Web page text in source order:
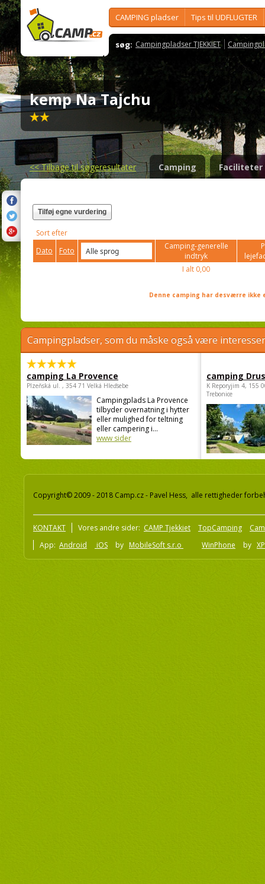
CAMPING pladser Tips til UDFLUGTER
søg: Campingpladser TJEKKIET
kemp Na Tajchu
<<Tilbage til søgeresultater Camping Faciliteter
Tilføj egne vurdering
Sort efter
Dato
Foto
Camping-generelle
indtryk
I alt 0,00
Denne camping har desværre
Campingpladser, som du måske også være
camping La Provence
Plzeňská ul. , 354 71 Velká Hleďsebe
Campingplads La Provence
tilbyder overnatning i hytter
eller mulighed for teltning
eller campering i...
www sider
camping
K Reporyjim 4, 155
Trebonice
Copyright© 2009 - 2018 Camp.cz - Pavel Hess, alle rettigheder
KONTAKT Vores andre sider: CAMP Tjekkiet TopCamping
App: Android iOS by MobileSoft s.r.o WinPhone by